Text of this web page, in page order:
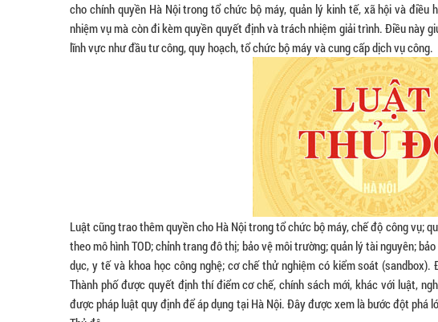
cho chính quyền Hà Nội trong tổ chức bộ máy, quản lý kinh tế, xã hội và điều
nhiệm vụ mà còn đi kèm quyền quyết định và trách nhiệm giải trình. Điều này
lĩnh vực như đầu tư công, quy hoạch, tổ chức bộ máy và cung cấp dịch vụ công.
Luật cũng trao thêm quyền cho Hà Nội trong tổ chức bộ máy, chế độ công vụ;
theo mô hình TOD; chỉnh trang đô thị; bảo vệ môi trường; quản lý tài nguyên;
dục, y tế và khoa học công nghệ; cơ chế thử nghiệm có kiểm soát
Thành phố được quyết định thí điểm cơ chế, chính sách mới, khác với luật,
được pháp luật quy định để áp dụng tại Hà Nội. Đây được xem là bước đột phá